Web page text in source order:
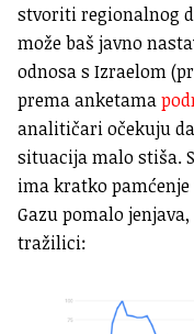
stvoriti regionalnog
može baš javno
odnosa s Izraelom
prema anketama
analitičari očekuju
situacija malo stiša.
ima kratko
Gazu pomalo
tražilici: